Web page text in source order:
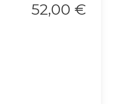
52,00 €